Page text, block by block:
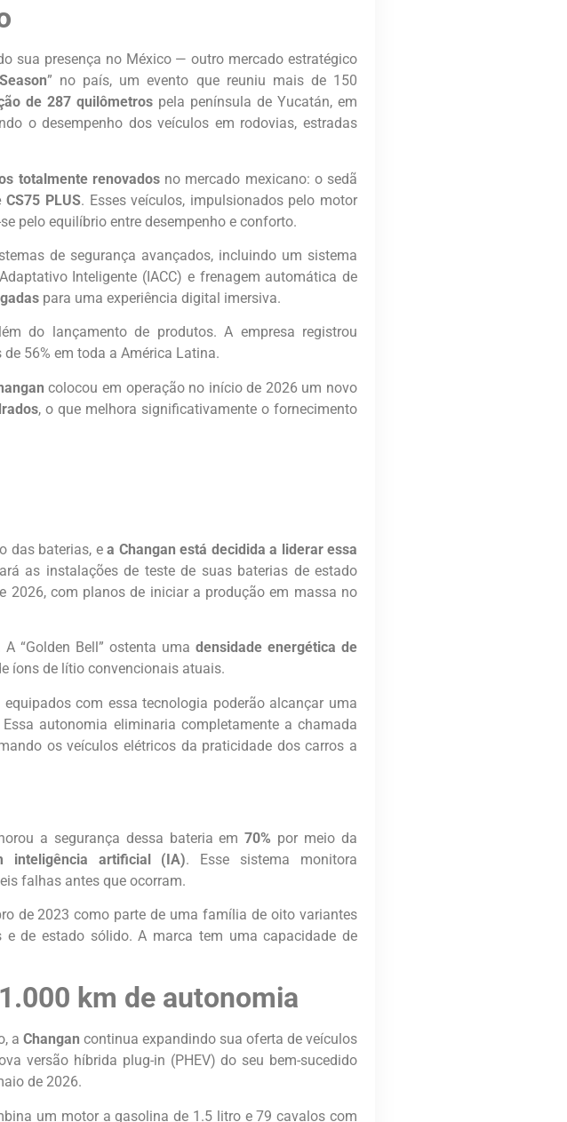
sua presença no México — outro mercado estratégico
” no país, um evento que reuniu mais de 150
de 287 quilômetros pela península de Yucatán, em
o desempenho dos veículos em rodovias, estradas
totalmente renovadosno mercado mexicano: o sedã
CS75 PLUS. Esses veículos, impulsionados pelo motor
pelo equilíbrio entre desempenho e conforto.
de segurança avançados, incluindo um sistema
Inteligente (IACC) e frenagem automática de
para uma experiência digital imersiva.
do lançamento de produtos. A empresa registrou
de 56% em toda a América Latina.
colocou em operação no início de 2026 um novo
, o que melhora significativamente o fornecimento
das baterias, ea Changan está decidida a liderar essa
as instalações de teste de suas baterias de estado
2026, com planos de iniciar a produção em massa no
“Golden Bell” ostenta uma densidade energética de
íons de lítio convencionais atuais.
com essa tecnologia poderão alcançar uma
autonomia eliminaria completamente a chamada
os veículos elétricos da praticidade dos carros a
a segurança dessa bateria em70% por meio da
inteligência artificial (IA). Esse sistema monitora
falhas antes que ocorram.
de 2023 como parte de uma família de oito variantes
de estado sólido. A marca tem uma capacidade de
km de autonomia
a Changan continua expandindo sua oferta de veículos
versão híbrida plug-in (PHEV) do seu bem-sucedido
de 2026.
um motor a gasolina de 1.5 litro e 79 cavalos com